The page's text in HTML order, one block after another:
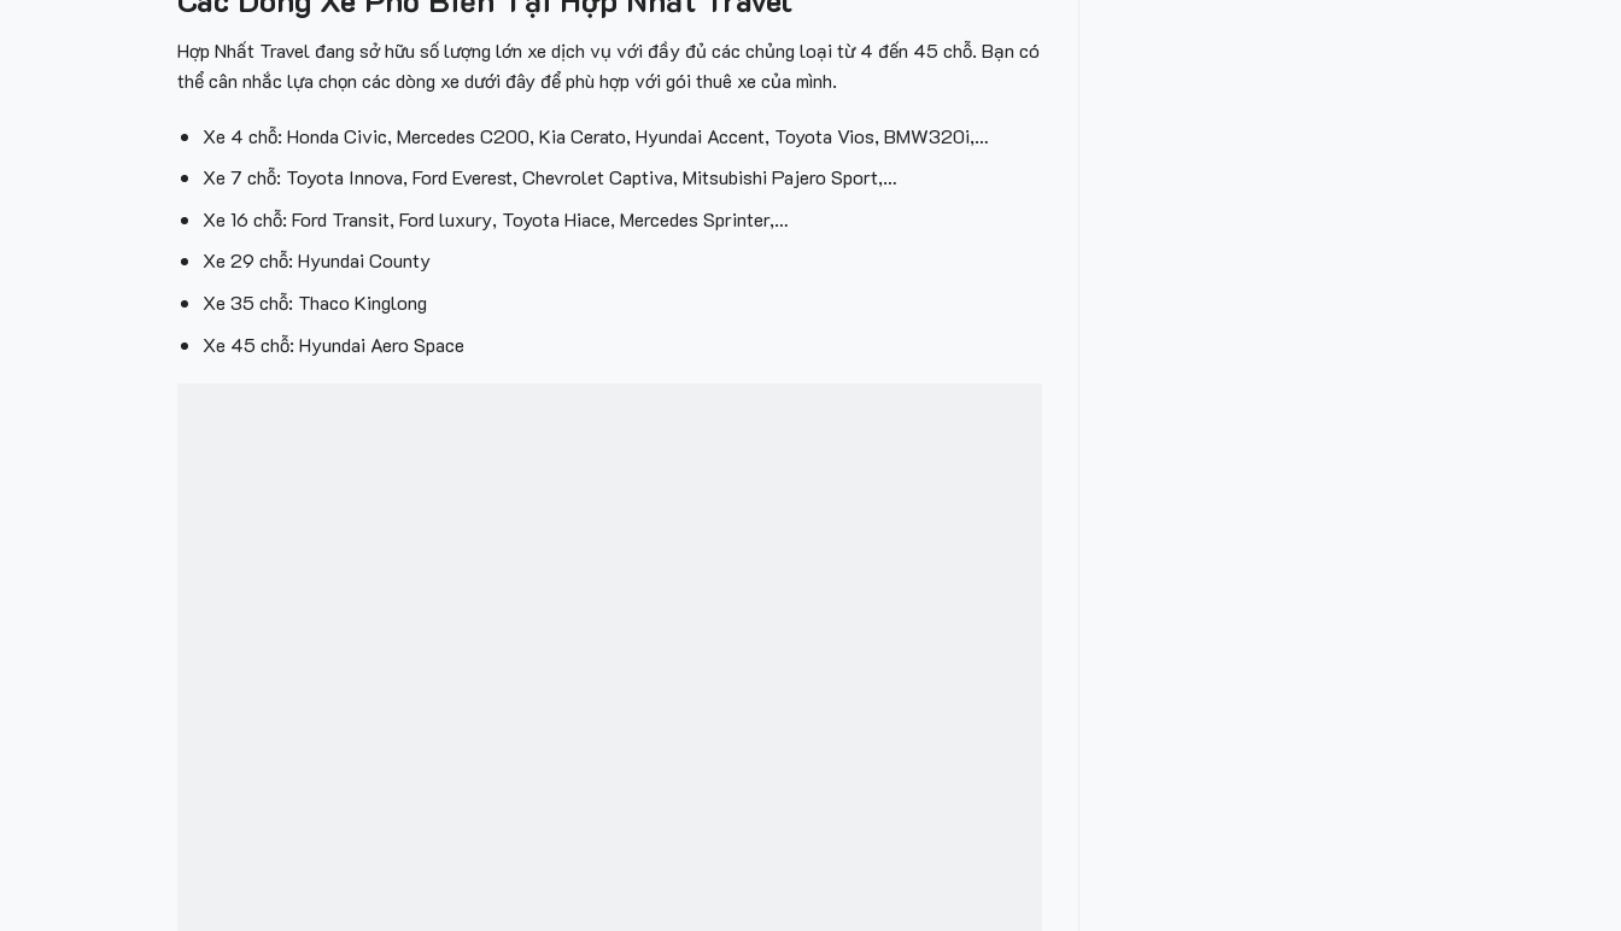
Hợp Nhất Travel đang sở hữu số lượng lớn xe dịch vụ với đầy đủ các chủng loại từ 4 đến 45 chỗ. Bạn có
thể cân nhắc lựa chọn các dòng xe dưới đây để phù hợp với gói thuê xe của mình.
Xe 4 chỗ: Honda Civic, Mercedes C200, Kia Cerato, Hyundai Accent, Toyota Vios, BMW320i,…
Xe 7 chỗ: Toyota Innova, Ford Everest, Chevrolet Captiva, Mitsubishi Pajero Sport,…
Xe 16 chỗ: Ford Transit, Ford luxury, Toyota Hiace, Mercedes Sprinter,…
Xe 29 chỗ: Hyundai County
Xe 35 chỗ: Thaco Kinglong
Xe 45 chỗ: Hyundai Aero Space